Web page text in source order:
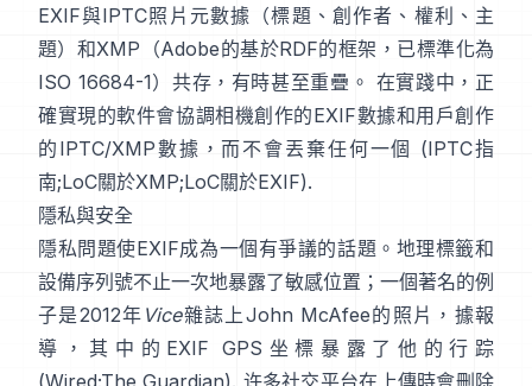
EXIF與IPTC照片元數據 （標題、創作者、權利、主
題）和XMP （Adobe的基於RDF的框架，已標準化為
ISO 16684-1）共存，有時甚至重疊。 在實踐中，正
確實現的軟件會協調相機創作的EXIF數據和用戶創作
的IPTC/XMP數據，而不會丟棄任何一個 (IPTC指
南;LoC關於XMP;LoC關於EXIF).
隱私與安全
隱私問題使EXIF成為一個有爭議的話題。地理標籤和
設備序列號不止一次地暴露了敏感位置；一個著名的例
子是2012年 Vice雜誌上John McAfee的照片，據報
導，其中的EXIF GPS坐標暴露了他的行踪
(Wired;The Guardian). 许多社交平台在上傳時會刪除